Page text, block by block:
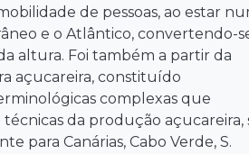
de pessoas, ao estar
e o Atlântico, convertendo-
altura. Foi também a partir da
açucareira, constituído
complexas que
da produção açucareira,
para Canárias, Cabo Verde, S.